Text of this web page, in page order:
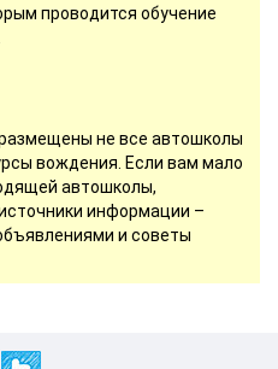
проводится обучение
не все автошколы
вождения. Если вам мало
автошколы,
информации –
и советы